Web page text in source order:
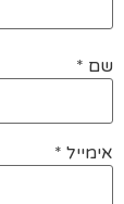
שם *
אימייל *